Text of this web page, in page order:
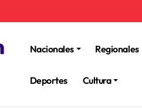
Nacionales
Regionales
Deportes Cultura